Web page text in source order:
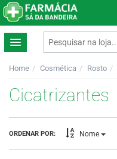
Home Cosmética Rosto
Cicatrizantes
ORDENAR POR: Nome